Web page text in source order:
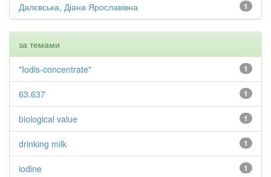
1
Далєвська, Діана Ярославівна
за темами
1
"Iodis-concentrate"
1
63.637
1
biological value
1
drinking milk
1
iodine